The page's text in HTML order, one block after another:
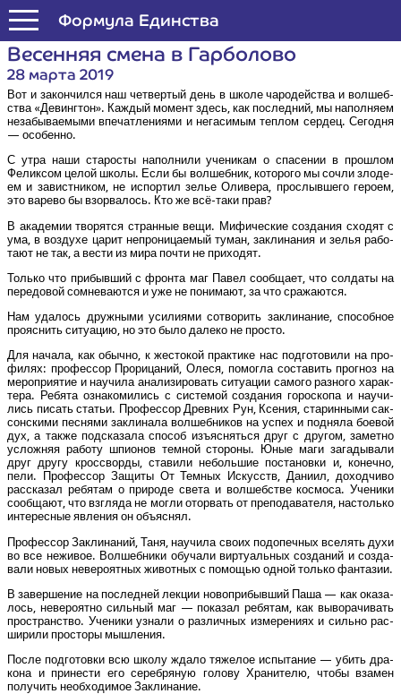
Формула Единства
Весен­няя сме­на в Гарболово
28 марта 2019
Вот и закон­чил­ся наш чет­вер­тый день в шко­ле чаро­дей­ства и вол­шеб­
ства «Девинг­тон». Каж­дый момент здесь, как послед­ний, мы напол­ня­ем
неза­бы­ва­е­мы­ми впе­чат­ле­ни­я­ми и нега­си­мым теп­лом сер­дец. Сего­дня
— особенно.
С утра наши ста­ро­сты напол­ни­ли уче­ни­кам о спа­се­нии в про­шлом
Фелик­сом целой шко­лы. Если бы вол­шеб­ник, кото­ро­го мы сочли зло­де­
ем и завист­ни­ком, не испор­тил зелье Оли­ве­ра, про­слыв­ше­го геро­ем,
это варе­во бы взо­рва­лось. Кто же всё-таки прав?
В ака­де­мии тво­рят­ся стран­ные вещи. Мифи­че­ские созда­ния схо­дят с
ума, в воз­ду­хе царит непро­ни­ца­е­мый туман, закли­на­ния и зелья рабо­
та­ют не так, а вести из мира почти не приходят.
Толь­ко что при­быв­ший с фрон­та маг Павел сооб­ща­ет, что сол­да­ты на
пере­до­вой сомне­ва­ют­ся и уже не пони­ма­ют, за что сражаются.
Нам уда­лось друж­ны­ми уси­ли­я­ми сотво­рить закли­на­ние, спо­соб­ное
про­яс­нить ситу­а­цию, но это было дале­ко не просто.
Для нача­ла, как обыч­но, к жесто­кой прак­ти­ке нас под­го­то­ви­ли на про­
фи­лях: про­фес­сор Про­ри­ца­ний, Оле­ся, помог­ла соста­вить про­гноз на
меро­при­я­тие и научи­ла ана­ли­зи­ро­вать ситу­а­ции само­го раз­но­го харак­
те­ра. Ребя­та озна­ко­ми­лись с систе­мой созда­ния горо­ско­па и научи­
лись писать ста­тьи. Про­фес­сор Древ­них Рун, Ксе­ния, ста­рин­ны­ми сак­
сон­ски­ми пес­ня­ми закли­на­ла вол­шеб­ни­ков на успех и под­ня­ла бое­вой
дух, а так­же под­ска­за­ла спо­соб изъ­яс­нять­ся друг с дру­гом, замет­но
услож­няя рабо­ту шпи­о­нов тем­ной сто­ро­ны. Юные маги зага­ды­ва­ли
друг дру­гу кросс­вор­ды, ста­ви­ли неболь­шие поста­нов­ки и, конеч­но,
пели. Про­фес­сор Защи­ты От Тем­ных Искусств, Дани­ил, доход­чи­во
рас­ска­зал ребя­там о при­ро­де све­та и вол­шеб­стве кос­мо­са. Уче­ни­ки
сооб­ща­ют, что взгля­да не мог­ли ото­рвать от пре­по­да­ва­те­ля, настоль­ко
инте­рес­ные явле­ния он объяснял.
Про­фес­сор Закли­на­ний, Таня, научи­ла сво­их под­опеч­ных все­лять духи
во все нежи­вое. Вол­шеб­ни­ки обу­ча­ли вир­ту­аль­ных созда­ний и созда­
ва­ли новых неве­ро­ят­ных живот­ных с помо­щью одной толь­ко фантазии.
В завер­ше­ние на послед­ней лек­ции ново­при­быв­ший Паша — как ока­за­
лось, неве­ро­ят­но силь­ный маг — пока­зал ребя­там, как выво­ра­чи­вать
про­стран­ство. Уче­ни­ки узна­ли о раз­лич­ных изме­ре­ни­ях и силь­но рас­
ши­ри­ли про­сто­ры мышления.
После под­го­тов­ки всю шко­лу жда­ло тяже­лое испы­та­ние — убить дра­
ко­на и при­не­сти его сереб­ря­ную голо­ву Хра­ни­те­лю, что­бы вза­мен
полу­чить необ­хо­ди­мое Заклинание.